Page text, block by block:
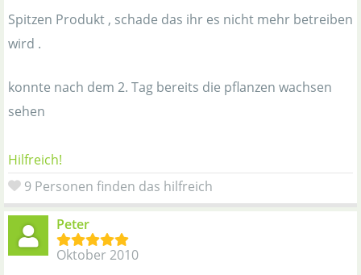
Spitzen Produkt , schade das ihr es nicht mehr betreiben
wird .
konnte nach dem 2. Tag bereits die pflanzen wachsen
sehen
Hilfreich!
9 Personen finden das hilfreich
Peter
Oktober 2010